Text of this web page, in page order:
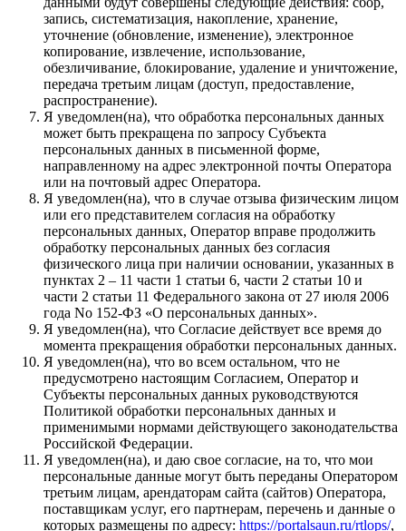
запись, систематизация, накопление, хранение,
уточнение (обновление, изменение), электронное
копирование, извлечение, использование,
обезличивание, блокирование, удаление и уничтожение,
передача третьим лицам (доступ, предоставление,
распространение).
Я уведомлен(на), что обработка персональных данных
может быть прекращена по запросу Субъекта
персональных данных в письменной форме,
направленному на адрес электронной почты Оператора
или на почтовый адрес Оператора.
Я уведомлен(на), что в случае отзыва физическим лицом
или его представителем согласия на обработку
персональных данных, Оператор вправе продолжить
обработку персональных данных без согласия
физического лица при наличии основании, указанных в
пунктах 2 – 11 части 1 статьи 6, части 2 статьи 10 и
части 2 статьи 11 Федерального закона от 27 июля 2006
года No 152-ФЗ «О персональных данных».
Я уведомлен(на), что Согласие действует все время до
момента прекращения обработки персональных данных.
Я уведомлен(на), что во всем остальном, что не
предусмотрено настоящим Согласием, Оператор и
Субъекты персональных данных руководствуются
Политикой обработки персональных данных и
применимыми нормами действующего законодательства
Российской Федерации.
Я уведомлен(на), и даю свое согласие, на то, что мои
персональные данные могут быть переданы Оператором
третьим лицам, арендаторам сайта (сайтов) Оператора,
поставщикам услуг, его партнерам, перечень и данные о
которых размещены по адресу: https://portalsaun.ru/rtlops/,